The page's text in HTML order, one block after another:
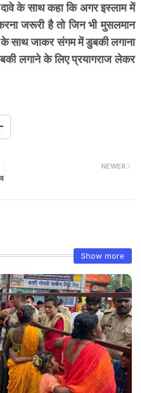
के साथ कहा कि अगर इस्लाम में
जरूरी है तो जिन भी मुसलमान
के साथ जाकर संगम में डुबकी लगाना
लगाने के लिए प्रयागराज लेकर
NEWER
Show more